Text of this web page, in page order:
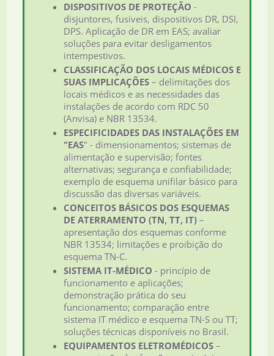
DISPOSITIVOS DE PROTEÇÃO -
disjuntores, fusíveis, dispositivos DR, DSI,
DPS. Aplicação de DR em EAS; avaliar
soluções para evitar desligamentos
intempestivos.
CLASSIFICAÇÃO DOS LOCAIS MÉDICOS E
SUAS IMPLICAÇÕES– delimitações dos
locais médicos e as necessidades das
instalações de acordo com RDC 50
(Anvisa) e NBR 13534.
ESPECIFICIDADES DAS INSTALAÇÕES EM
"EAS" - dimensionamentos; sistemas de
alimentação e supervisão; fontes
alternativas; segurança e confiabilidade;
exemplo de esquema unifilar básico para
discussão das diversas variáveis.
CONCEITOS BÁSICOS DOS ESQUEMAS
DE ATERRAMENTO (TN, TT, IT)–
apresentação dos esquemas conforme
NBR 13534; limitações e proibição do
esquema TN-C.
SISTEMA IT-MÉDICO - princípio de
funcionamento e aplicações;
demonstração prática do seu
funcionamento; comparação entre
sistema IT médico e esquema TN-S ou TT;
soluções técnicas disponíveis no Brasil.
EQUIPAMENTOS ELETROMÉDICOS–